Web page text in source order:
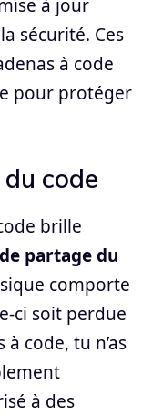
à jour
sécurité. Ces
à code
pour protéger
code
brille
partage du
comporte
ci soit perdue
code, tu n’as
à des